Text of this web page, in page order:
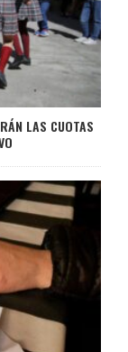
LAS CUOTAS